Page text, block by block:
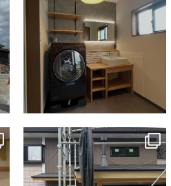
tomohouseinc
6月 3